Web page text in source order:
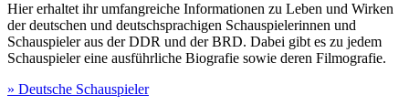
Hier erhaltet ihr umfangreiche Informationen zu Leben und Wirken
der deutschen und deutschsprachigen Schauspielerinnen und
Schauspieler aus der DDR und der BRD. Dabei gibt es zu jedem
Schauspieler eine ausführliche Biografie sowie deren Filmografie.
» Deutsche Schauspieler